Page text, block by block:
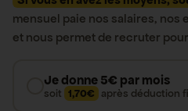
mensuel paie nos salaires, nos
et nous permet de recruter
Je donne 5€ par mois
soit 1,70€ après déduction